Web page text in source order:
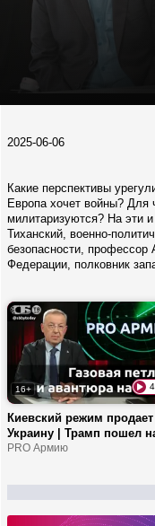
2025-06-06
Какие перспективы
Европа хочет войны? Для
милитаризуются? На эти
Тиханский, военно-
безопасности, профессор
Федерации, полковник
16+
Киевский режим продает
Украину | Трамп пошел
попятную с Ираном? | ЕС
PRO Армию